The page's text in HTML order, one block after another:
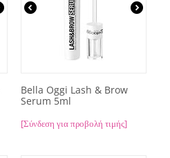
Bella Oggi Lash & Brow
Serum 5ml
[Σύνδεση για προβολή τιμής]